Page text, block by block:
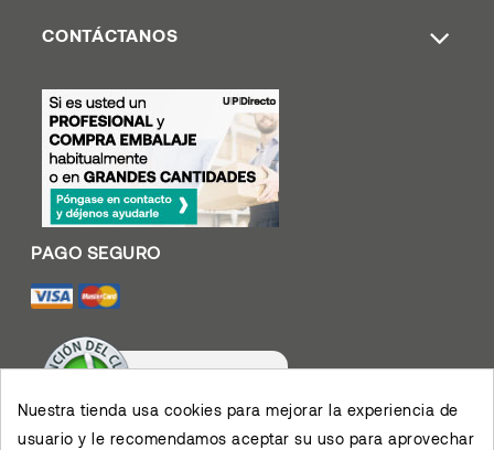
CONTÁCTANOS
Valoración De Clientes
Nuestra tienda usa cookies para mejorar la experiencia de
usuario y le recomendamos aceptar su uso para aprovechar